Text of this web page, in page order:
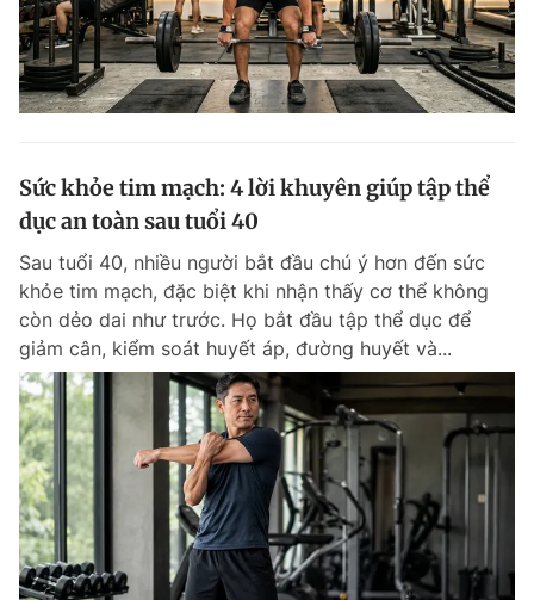
Sức khỏe tim mạch: 4 lời khuyên giúp tập thể
dục an toàn sau tuổi 40
Sau tuổi 40, nhiều người bắt đầu chú ý hơn đến sức
khỏe tim mạch, đặc biệt khi nhận thấy cơ thể không
còn dẻo dai như trước. Họ bắt đầu tập thể dục để
giảm cân, kiểm soát huyết áp, đường huyết và...